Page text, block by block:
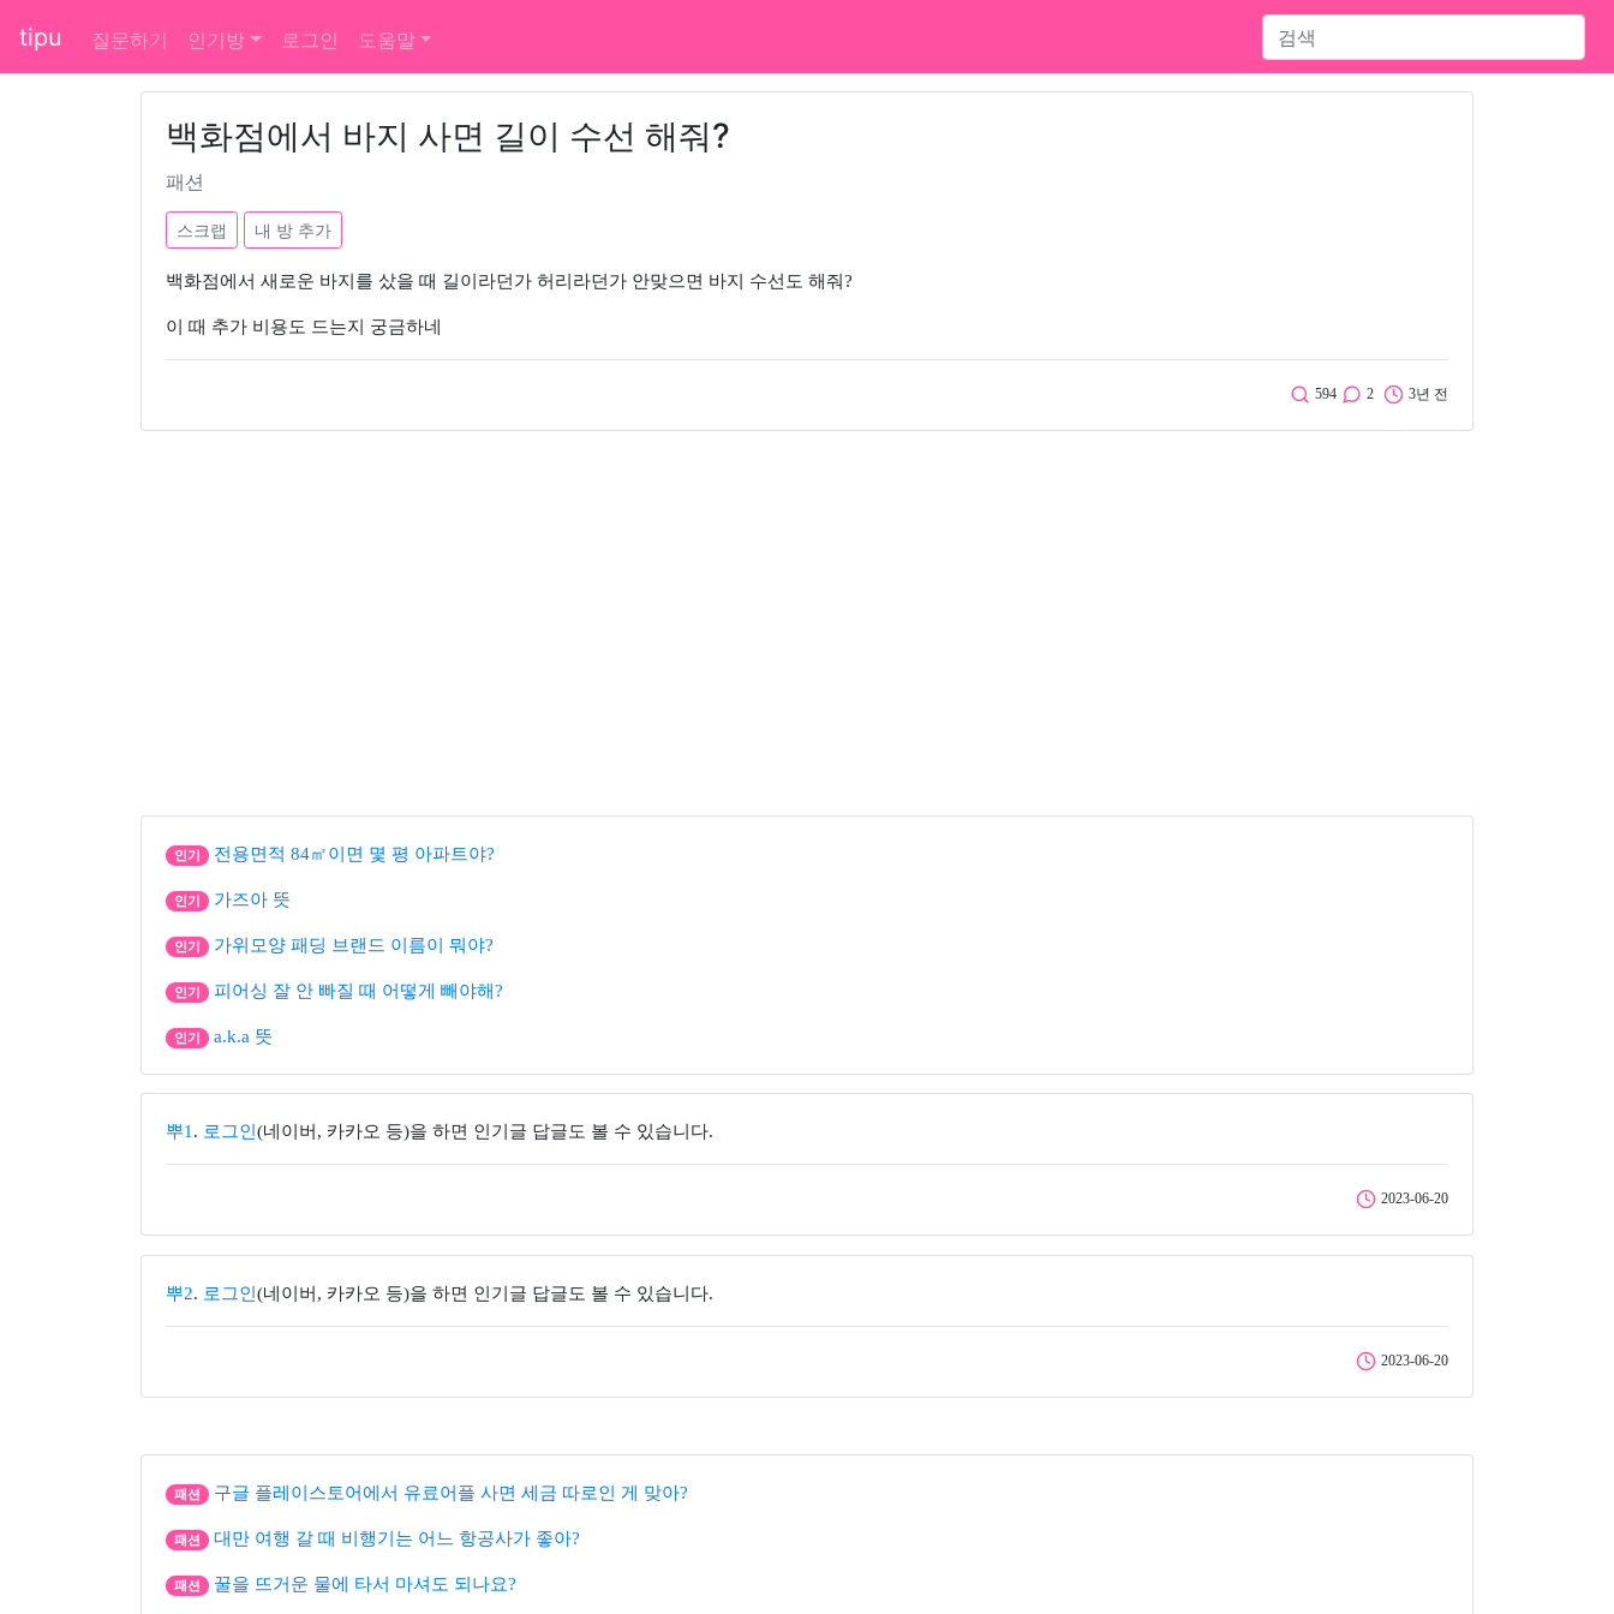
tipu 질문하기 인기방 로그인 도움말
백화점에서 바지 사면 길이 수선 해줘?
패션
스크랩 내 방 추가
백화점에서 새로운 바지를 샀을 때 길이라던가 허리라던가 안맞으면 바지 수선도 해줘?
이 때 추가 비용도 드는지 궁금하네
594 2 3년 전
인기 전용면적 84㎡이면 몇 평 아파트야?
인기 가즈아 뜻
인기 가위모양 패딩 브랜드 이름이 뭐야?
인기 피어싱 잘 안 빠질 때 어떻게 빼야해?
인기 a.k.a 뜻
뿌1 . 로그인 (네이버, 카카오 등)을 하면 인기글 답글도 볼 수 있습니다.
2023-06-20
뿌2. 로그인 (네이버, 카카오 등)을 하면 인기글 답글도 볼 수 있습니다.
2023-06-20
패션 구글 플레이스토어에서 유료어플 사면 세금 따로인 게 맞아?
패션 대만 여행 갈 때 비행기는 어느 항공사가 좋아?
패션 꿀을 뜨거운 물에 타서 마셔도 되나요?